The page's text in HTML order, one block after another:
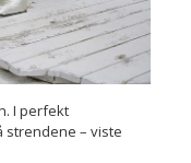
I perfekt
strendene – viste